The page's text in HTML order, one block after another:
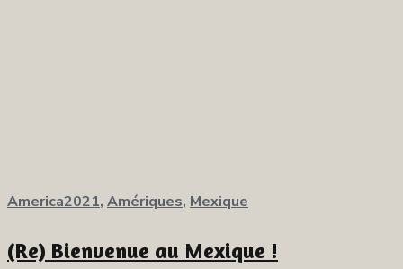
America2021, Amériques, Mexique
(Re) Bienvenue au Mexique !